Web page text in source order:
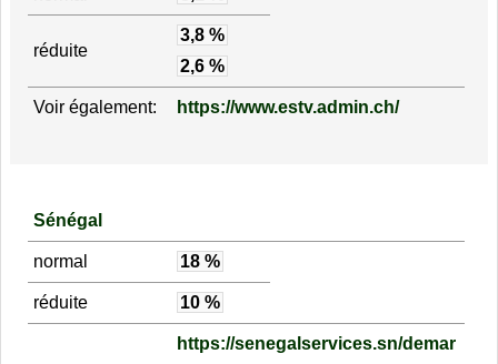
réduite
3,8 %
2,6 %
Voir également: https://www.estv.admin.ch/
Sénégal
normal 18 %
réduite 10 %
https://senegalservices.sn/demar